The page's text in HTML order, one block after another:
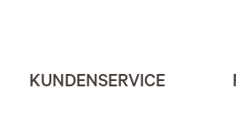
KUNDENSERVICE